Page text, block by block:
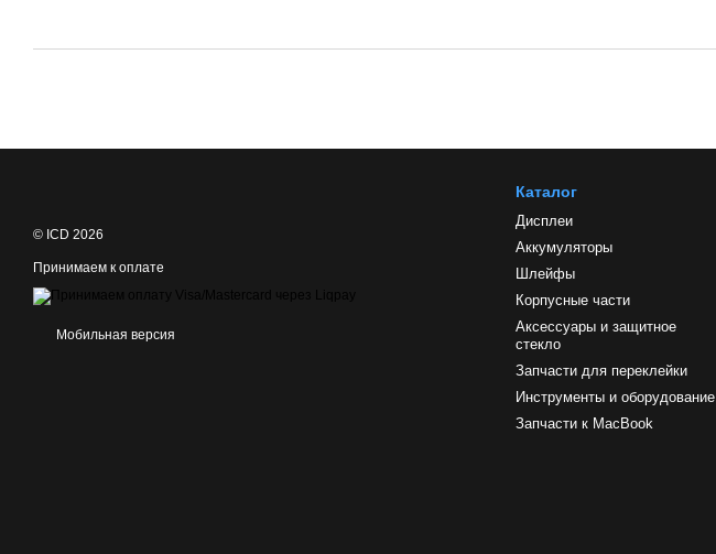
© ICD 2026
Принимаем к оплате
Мобильная версия
Каталог
Дисплеи
Аккумуляторы
Шлейфы
Корпусные части
Аксессуары и защитное
стекло
Запчасти для переклейки
Инструменты и оборудование
Запчасти к MacBook